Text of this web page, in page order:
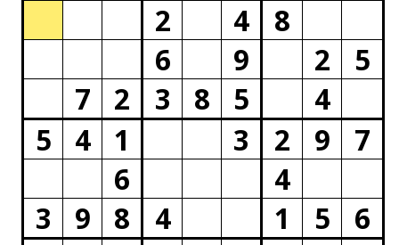
2 4
8
6
9 2
5
7
2 3 8 5
4
5
4 1 3 2 9
7
6
4
3
9 8 4 1 5
6